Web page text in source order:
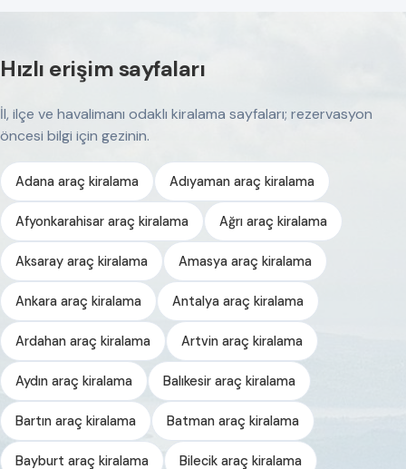
Hızlı erişim sayfaları
İl, ilçe ve havalimanı odaklı kiralama sayfaları; rezervasyon
öncesi bilgi için gezinin.
Adana araç kiralama Adıyaman araç kiralama
Afyonkarahisar araç kiralama Ağrı araç kiralama
Aksaray araç kiralama Amasya araç kiralama
Ankara araç kiralama Antalya araç kiralama
Ardahan araç kiralama Artvin araç kiralama
Aydın araç kiralama Balıkesir araç kiralama
Bartın araç kiralama Batman araç kiralama
Bayburt araç kiralama Bilecik araç kiralama